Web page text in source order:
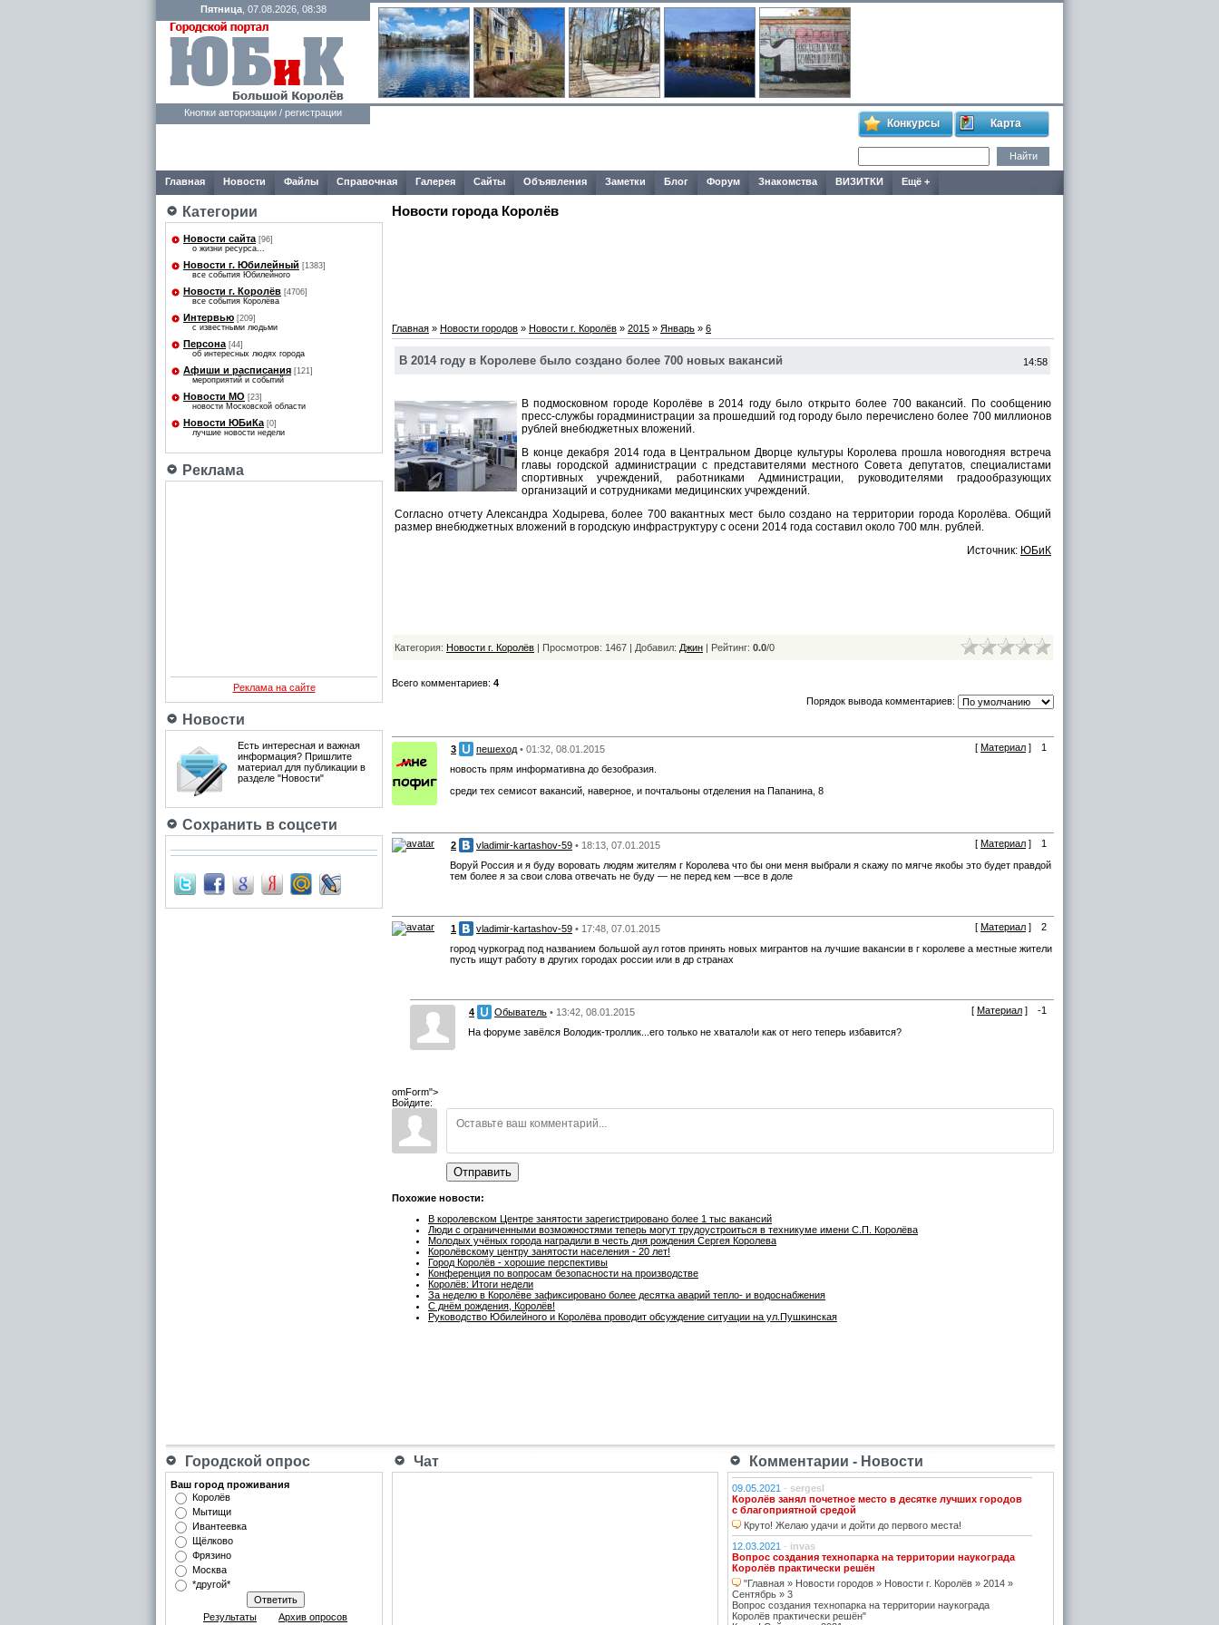
Пятница, 07.08.2026, 08:38
Кнопки авторизации / регистрации
Конкурсы Карта
Главная Новости Файлы Справочная Галерея Сайты Объявления Заметки Блог Форум Знакомства ВИЗИТКИ Ещё +
Категории
Новости сайта [96]
о жизни ресурса...
Новости г. Юбилейный [1383]
все события Юбилейного
Новости г. Королёв [4706]
все события Королёва
Интервью [209]
с известными людьми
Персона [44]
об интересных людях города
Афиши и расписания [121]
мероприятий и событий
Новости МО [23]
новости Московской области
Новости ЮБиКа [0]
лучшие новости недели
Реклама
Реклама на сайте
Новости
Есть интересная и важная
информация? Пришлите
материал для публикации в
разделе "Новости"
Сохранить в соцсети
Новости города Королёв
Главная » Новости городов » Новости г. Королёв » 2015 » Январь » 6
В 2014 году в Королеве было создано более 700 новых вакансий 14:58
В подмосковном городе Королёве в 2014 году было открыто более 700 вакансий. По сообщению
пресс-службы горадминистрации за прошедший год городу было перечислено более 700 миллионов
рублей внебюджетных вложений.
В конце декабря 2014 года в Центральном Дворце культуры Королева прошла новогодняя встреча
главы городской администрации с представителями местного Совета депутатов, специалистами
спортивных учреждений, работниками Администрации, руководителями градообразующих
организаций и сотрудниками медицинских учреждений.
Согласно отчету Александра Ходырева, более 700 вакантных мест было создано на территории города Королёва. Общий
размер внебюджетных вложений в городскую инфраструктуру с осени 2014 года составил около 700 млн. рублей.
Источник: ЮБиК
Категория: Новости г. Королёв | Просмотров: 1467 | Добавил: Джин | Рейтинг: 0.0/0
Всего комментариев: 4
Порядок вывода комментариев:
[ Материал ] 1
3 пешеход • 01:32, 08.01.2015
новость прям информативна до безобразия.
среди тех семисот вакансий, наверное, и почтальоны отделения на Папанина, 8
[ Материал ] 1
2 vladimir-kartashov-59 • 18:13, 07.01.2015
Воруй Россия и я буду воровать людям жителям г Королева что бы они меня выбрали я скажу по мягче якобы это будет правдой
тем более я за свои слова отвечать не буду — не перед кем —все в доле
[ Материал ] 2
1 vladimir-kartashov-59 • 17:48, 07.01.2015
город чуркоград под названием большой аул готов принять новых мигрантов на лучшие вакансии в г королеве а местные жители
пусть ищут работу в других городах россии или в др странах
[ Материал ] -1
4 Обыватель • 13:42, 08.01.2015
На форуме завёлся Володик-троллик...его только не хватало!и как от него теперь избавится?
omForm">
Войдите:
Отправить
Похожие новости:
В королевском Центре занятости зарегистрировано более 1 тыс вакансий
Люди с ограниченными возможностями теперь могут трудоустроиться в техникуме имени С.П. Королёва
Молодых учёных города наградили в честь дня рождения Сергея Королева
Королёвскому центру занятости населения - 20 лет!
Город Королёв - хорошие перспективы
Конференция по вопросам безопасности на производстве
Королёв: Итоги недели
За неделю в Королёве зафиксировано более десятка аварий тепло- и водоснабжения
С днём рождения, Королёв!
Руководство Юбилейного и Королёва проводит обсуждение ситуации на ул.Пушкинская
Городской опрос Чат Комментарии - Новости
Ваш город проживания
Королёв
Мытищи
Ивантеевка
Щёлково
Фрязино
Москва
*другой*
Результаты Архив опросов
09.05.2021 - sergesl
Королёв занял почетное место в десятке лучших городов
с благоприятной средой
Круто! Желаю удачи и дойти до первого места!
12.03.2021 - invas
Вопрос создания технопарка на территории наукограда
Королёв практически решён
"Главная » Новости городов » Новости г. Королёв » 2014 »
Сентябрь » 3
Вопрос создания технопарка на территории наукограда
Королёв практически решён"